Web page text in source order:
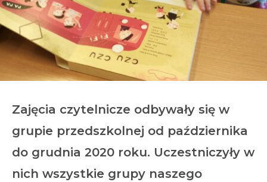
Zajęcia czytelnicze odbywały się w
grupie przedszkolnej od października
do grudnia 2020 roku. Uczestniczyły w
nich wszystkie grupy naszego